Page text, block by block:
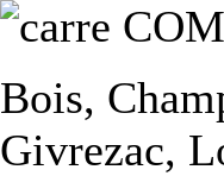
Bois,
Givrezac,